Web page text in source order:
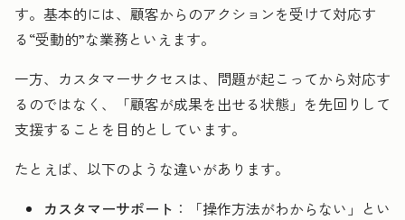
す。基本的には、顧客からのアクションを受けて対応す
る“受動的”な業務といえます。
一方、カスタマーサクセスは、問題が起こってから対応す
るのではなく、「顧客が成果を出せる状態」を先回りして
支援することを目的としています。
たとえば、以下のような違いがあります。
カスタマーサポート ：「操作方法がわからない」とい